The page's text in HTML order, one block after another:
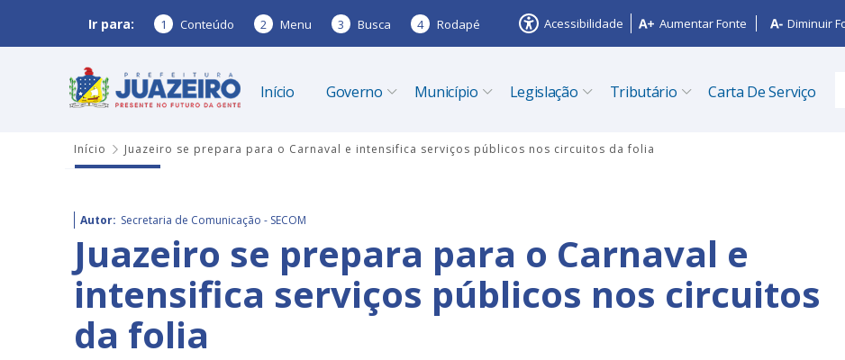
Ir para: 1 Conteúdo 2 Menu 3 Busca 4 Rodapé Acessibilidade Aumentar Fonte Diminuir
Início Governo Município Legislação Tributário Carta De Serviço
Início Juazeiro se prepara para o Carnaval e intensifica serviços públicos nos circuitos da folia
Autor: Secretaria de Comunicação - SECOM
Juazeiro se prepara para o Carnaval e
intensifica serviços públicos nos circuitos
da folia